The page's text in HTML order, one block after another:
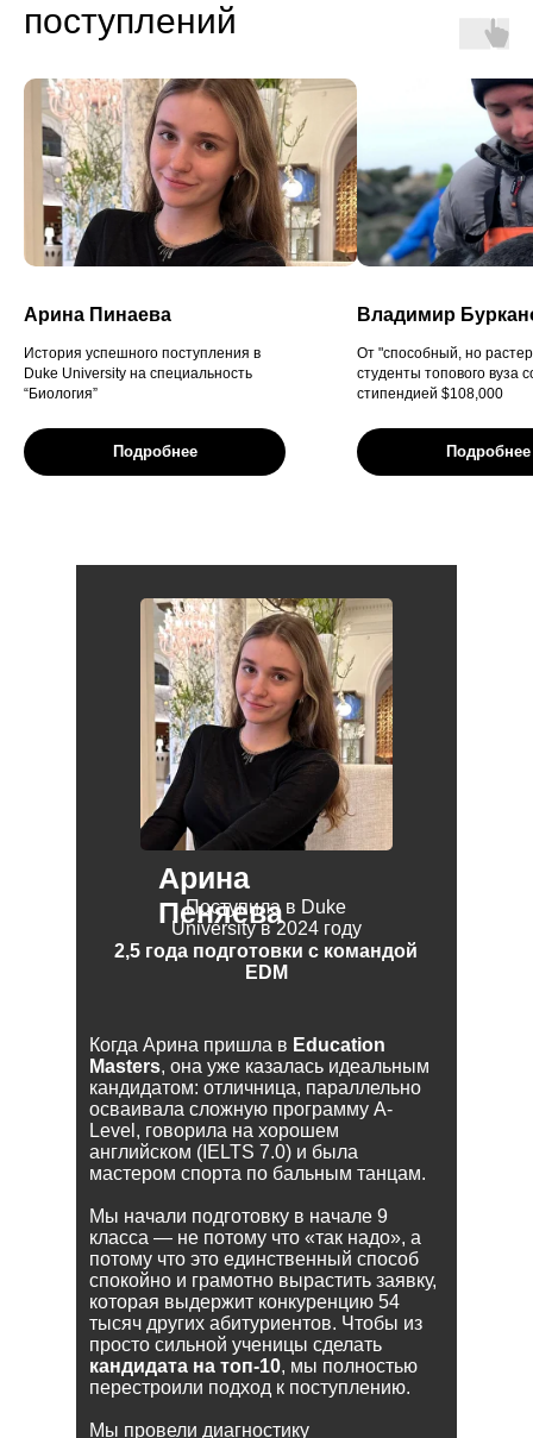
поступлений
Арина Пинаева
История успешного поступления в
Duke University на специальность
“Биология”
Подробнее
Владимир
От "способный, но
студенты топового вуза
стипендией $108,000
Подробнее
Арина
Пеняева
Поступила в Duke
University в 2024 году
2,5 года подготовки с командой
EDM
Когда Арина пришла в Education
Masters, она уже казалась идеальным
кандидатом: отличница, параллельно
осваивала сложную программу A-
Level, говорила на хорошем
английском (IELTS 7.0) и была
мастером спорта по бальным танцам.
Мы начали подготовку в начале 9
класса — не потому что «так надо», а
потому что это единственный способ
спокойно и грамотно вырастить заявку,
которая выдержит конкуренцию 54
тысяч других абитуриентов. Чтобы из
просто сильной ученицы сделать
кандидата на топ-10, мы полностью
перестроили подход к поступлению.
Мы провели диагностику